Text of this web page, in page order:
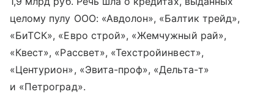
целому пулу ООО: «Авдолон», «Балтик трейд»,
«БиТСК», «Евро строй», «Жемчужный рай»,
«Квест», «Рассвет», «Техстройинвест»,
«Центурион», «Эвита-проф», «Дельта-т»
и «Петроград».